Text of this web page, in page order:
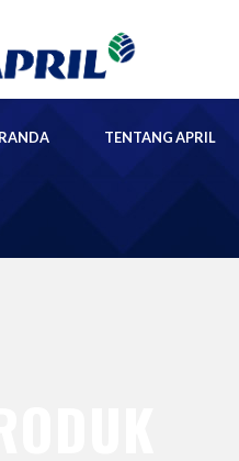
TENTANG APRIL